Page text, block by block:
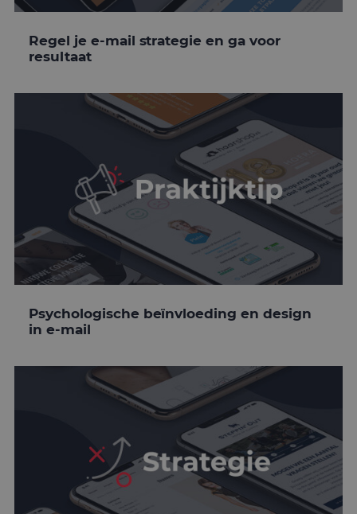
Regel je e-mail strategie en ga voor
resultaat
Psychologische beïnvloeding en design
in e-mail